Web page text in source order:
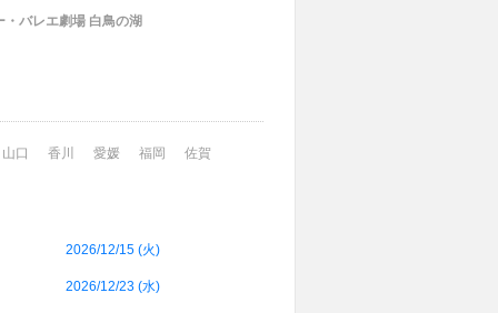
・バレエ劇場 白鳥の湖
山口 香川 愛媛 福岡 佐賀
2026/12/15 (火)
2026/12/23 (水)